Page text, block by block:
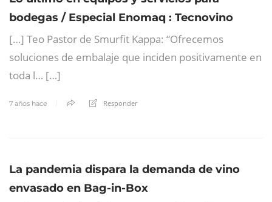
bodegas / Especial Enomaq : Tecnovino
[…] Teo Pastor de Smurfit Kappa: “Ofrecemos
soluciones de embalaje que inciden positivamente en
toda l… […]
7 años hace Responder
La pandemia dispara la demanda de vino
envasado en Bag-in-Box